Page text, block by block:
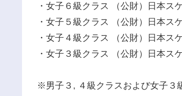
・女子６級クラス （公財）日本ス
・女子５級クラス （公財）日本ス
・女子４級クラス （公財）日本ス
・女子３級クラス （公財）日本ス
※男子３, ４級クラスおよび女子３